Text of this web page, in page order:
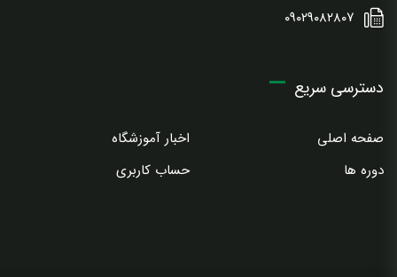
۰۹۰۲۹۰۸۲۸۰۷
دسترسی سریع
صفحه اصلی
اخبار آموزشگاه
دوره ها
حساب کاربری